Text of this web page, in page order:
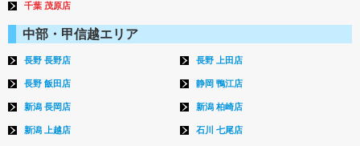
千葉 茂原店
中部・甲信越エリア
長野 長野店 長野 上田店
長野 飯田店 静岡 鴨江店
新潟 長岡店 新潟 柏崎店
新潟 上越店 石川 七尾店